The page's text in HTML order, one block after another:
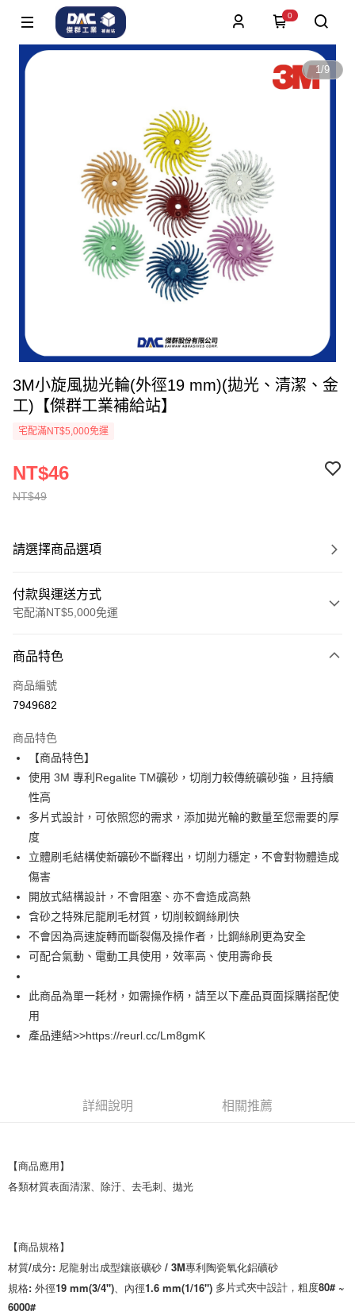
0
1/9
3M小旋風拋光輪(外徑19 mm)(拋光、清潔、金
工)【傑群工業補給站】
宅配滿NT$5,000免運
NT$49
NT$46
請選擇商品選項
付款與運送方式
宅配滿NT$5,000免運
信用卡一次付款
超商取貨付款
Apple Pay
街口支付
運送方式
每筆NT$60
付款後全家取貨
每筆NT$60
7-11取貨付款
付款後7-11取貨
每筆NT$60
商品特色
商品編號
7949682
商品特色
【商品特色】
使用 3M 專利Regalite TM礦砂，切削力較傳統礦砂強，且持續
性高
多片式設計，可依照您的需求，添加拋光輪的數量至您需要的厚
度
立體刷毛結構使新礦砂不斷釋出，切削力穩定，不會對物體造成
傷害
開放式結構設計，不會阻塞、亦不會造成高熱
含砂之特殊尼龍刷毛材質，切削較鋼絲刷快
不會因為高速旋轉而斷裂傷及操作者，比鋼絲刷更為安全
可配合氣動、電動工具使用，效率高、使用壽命長
此商品為單一耗材，如需操作柄，請至以下產品頁面採購搭配使
用
產品連結>>https://reurl.cc/Lm8gmK
詳細說明 相關推薦
【商品應用】
各類材質表面清潔、除汙、去毛刺、拋光
【商品規格】
材質/成分: 尼龍射出成型鑲嵌礦砂 / 3M專利陶瓷氧化鋁礦砂
規格: 外徑19 mm(3/4")、內徑1.6 mm(1/16") 多片式夾中設計，粗度80# ~
6000#